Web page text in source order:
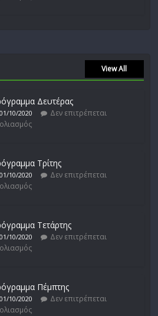
View All
Δευτέρας
01/10/2020
Δεν επιτρέπεται
Τρίτης
01/10/2020
Δεν επιτρέπεται
Τετάρτης
01/10/2020
Δεν επιτρέπεται
Πέμπτης
01/10/2020
Δεν επιτρέπεται